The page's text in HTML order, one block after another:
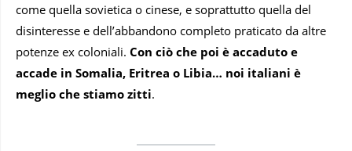
come quella sovietica o cinese, e soprattutto quella del
disinteresse e dell’abbandono completo praticato da altre
potenze ex coloniali. Con ciò che poi è accaduto e
accade in Somalia, Eritrea o Libia… noi italiani è
meglio che stiamo zitti.